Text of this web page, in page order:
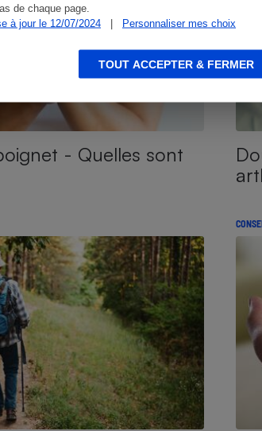
de chaque page.
à jour le 12/07/2024
| Personnaliser mes choix
TOUT ACCEPTER & FERMER
- Quelles sont